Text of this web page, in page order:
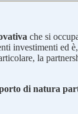
che si
investimenti ed
la
di natura